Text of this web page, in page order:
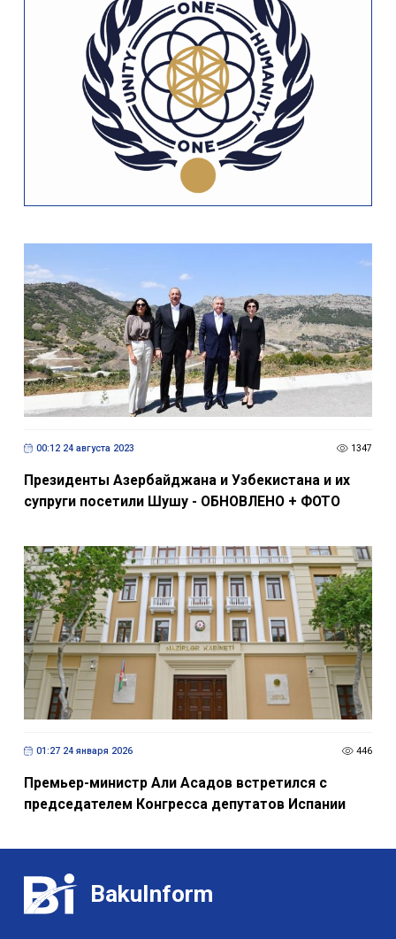
Президенты Азербайджана и Узбекистана и их
Премьер-министр Али Асадов встретился с
BakuInform